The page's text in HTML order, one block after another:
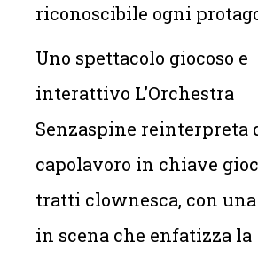
riconoscibile ogni
Uno spettacolo giocoso e
interattivo L’Orchestra
Senzaspine reinterpreta
capolavoro in chiave
tratti clownesca, con una
in scena che enfatizza la